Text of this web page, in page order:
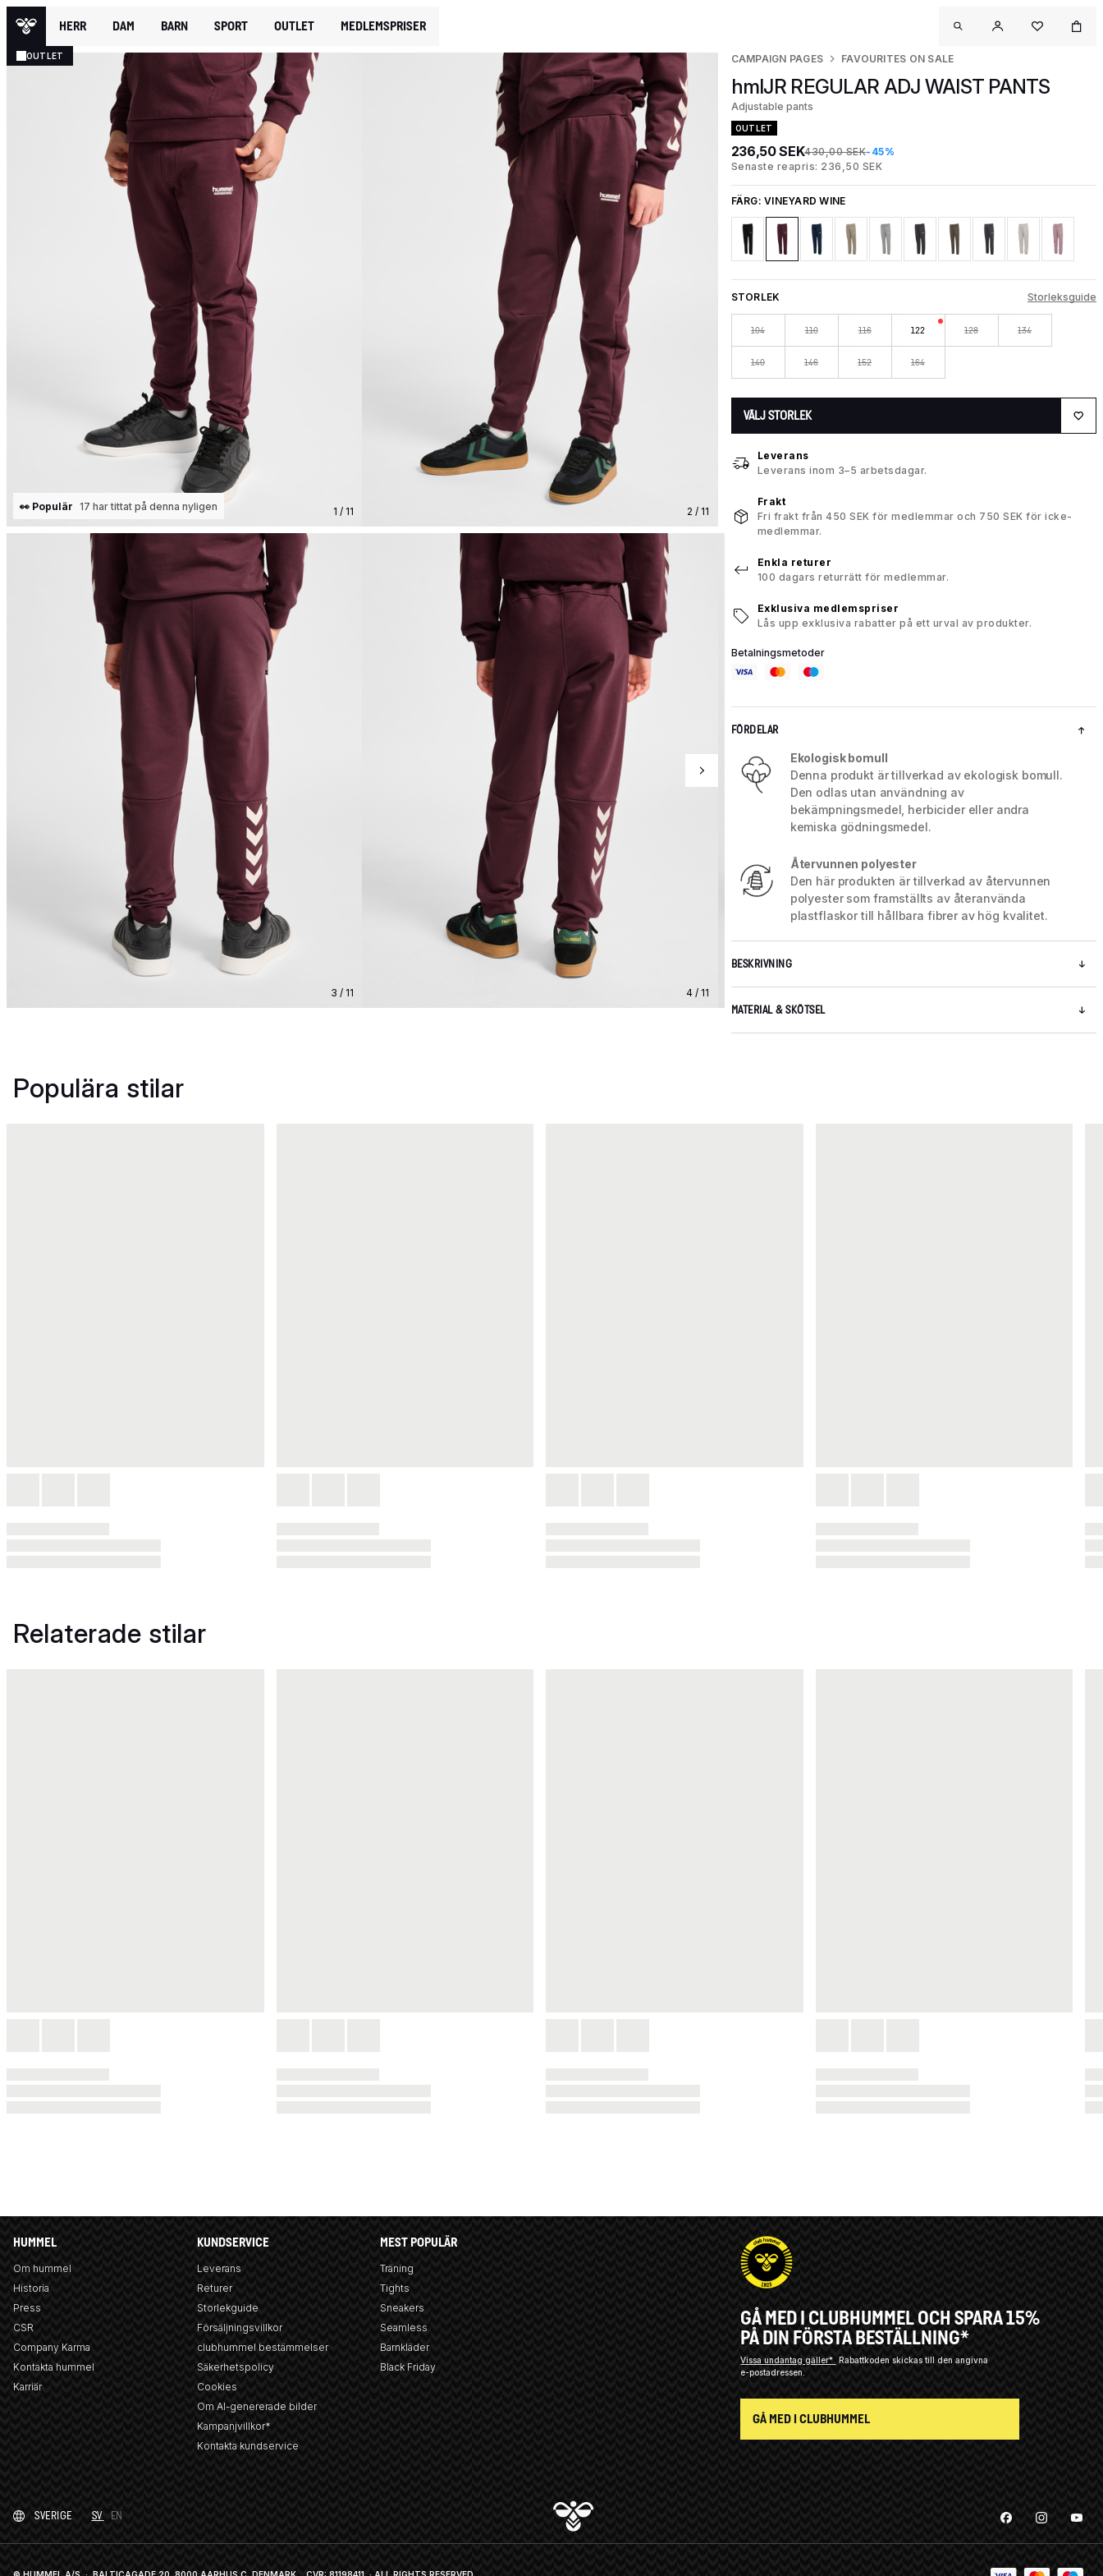
HERR DAM BARN SPORT OUTLET MEDLEMSPRISER
OUTLET
1 / 11
👀 Populär 17 har tittat på denna nyligen 2 / 11
3 / 11 4 / 11
CAMPAIGN PAGES FAVOURITES ON SALE
hmlJR REGULAR ADJ WAIST PANTS
Adjustable pants
OUTLET
236,50 SEK430,00 SEK-45%
Senaste reapris: 236,50 SEK
FÄRG:VINEYARD WINE
STORLEK Storleksguide
104 110 116 122 128 134
140 146 152 164
VÄLJ STORLEK
Leverans
Leverans inom 3–5 arbetsdagar.
Frakt
Fri frakt från 450 SEK för medlemmar och 750 SEK för icke-
medlemmar.
Enkla returer
100 dagars returrätt för medlemmar.
Exklusiva medlemspriser
Lås upp exklusiva rabatter på ett urval av produkter.
Betalningsmetoder
FÖRDELAR
Ekologisk bomull
Denna produkt är tillverkad av ekologisk bomull.
Den odlas utan användning av
bekämpningsmedel, herbicider eller andra
kemiska gödningsmedel.
Återvunnen polyester
Den här produkten är tillverkad av återvunnen
polyester som framställts av återanvända
plastflaskor till hållbara fibrer av hög kvalitet.
BESKRIVNING
MATERIAL & SKÖTSEL
Populära stilar
Relaterade stilar
HUMMEL
Om hummel
Historia
Press
CSR
Company Karma
Kontakta hummel
Karriär
KUNDSERVICE
Leverans
Returer
Storlekguide
Försäljningsvillkor
clubhummel bestämmelser
Säkerhetspolicy
Cookies
Om AI-genererade bilder
Kampanjvillkor*
Kontakta kundservice
MEST POPULÄR
Träning
Tights
Sneakers
Seamless
Barnkläder
Black Friday
GÅ MED I CLUBHUMMEL OCH SPARA 15%
PÅ DIN FÖRSTA BESTÄLLNING*
Vissa undantag gäller*
Rabattkoden skickas till den angivna
e-postadressen.
GÅ MED I CLUBHUMMEL
SVERIGE SV EN